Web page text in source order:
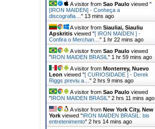
A visitor from Sao Paulo viewed "
[IRON MAIDEN] - Conheça a
discografia… " 13 mins ago
A visitor from Siauliai, Siauliu
Apskritis viewed "[ IRON MAIDEN ] -
Confira o Merchan… " 1 hr 22 mins ago
A visitor from Sao Paulo viewed
"IRON MAIDEN BRASIL " 1 hr 59 mins ago
A visitor from Monterrey, Nuevo
Leon viewed "[ CURIOSIDADE ] - Derek
Riggs previu a… " 2 hrs 9 mins ago
A visitor from Sao Paulo viewed
"IRON MAIDEN BRASIL " 2 hrs 11 mins ago
A visitor from New York City, New
York viewed "IRON MAIDEN BRASIL: bis
entretenimento" 2 hrs 14 mins ago